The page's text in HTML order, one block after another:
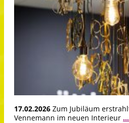
17.02.2026 Zum Jubiläum
Vennemann im neuen Interieur